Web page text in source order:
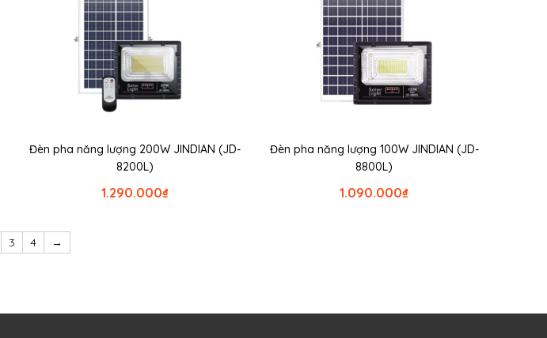
Đèn pha năng lượng 200W JINDIAN (JD-
8200L)
₫
1.290.000
Đèn pha năng lượng 100W JINDIAN (JD-
8800L)
₫
1.090.000
3 4 →